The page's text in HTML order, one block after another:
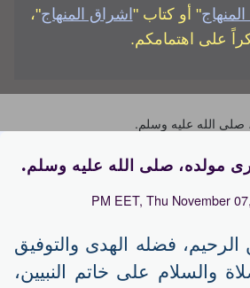
" أو كتاب " اشراق المنهاج"،
على اهتمامكم.
صلى الله عليه وسلم.
مولده، صلى الله عليه وسلم.
فضله الهدى والتوفيق
والسلام على خاتم النبيين،